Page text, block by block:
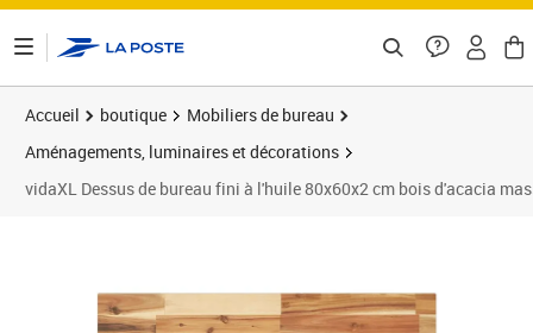
Accueil boutique
Mobiliers de bureau
Aménagements, luminaires et décorations
vidaXL Dessus de bureau fini à l'huile 80x60x2 cm bois d'acacia